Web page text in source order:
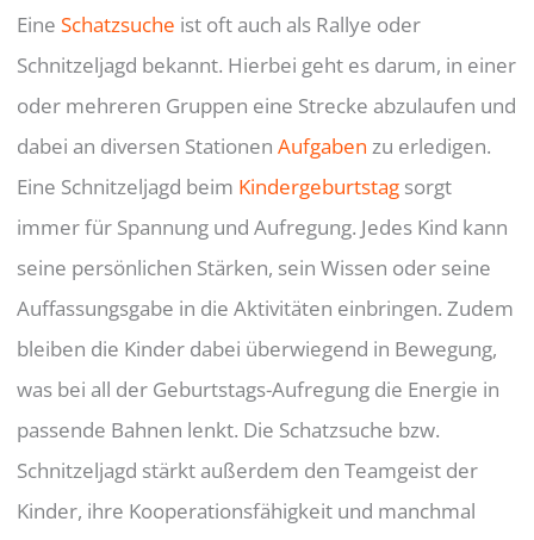
EineSchatzsuche ist oft auch als Rallye oder
Schnitzeljagd bekannt. Hierbei geht es darum, in einer
oder mehreren Gruppen eine Strecke abzulaufen und
dabei an diversen StationenAufgaben zu erledigen.
Eine Schnitzeljagd beim Kindergeburtstag sorgt
immer für Spannung und Aufregung. Jedes Kind kann
seine persönlichen Stärken, sein Wissen oder seine
Auffassungsgabe in die Aktivitäten einbringen. Zudem
bleiben die Kinder dabei überwiegend in Bewegung,
was bei all der Geburtstags-Aufregung die Energie in
passende Bahnen lenkt. Die Schatzsuche bzw.
Schnitzeljagd stärkt außerdem den Teamgeist der
Kinder, ihre Kooperationsfähigkeit und manchmal